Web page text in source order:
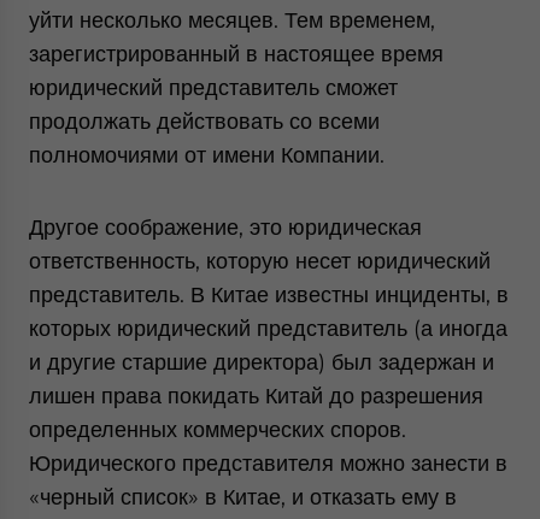
уйти несколько месяцев. Тем временем,
зарегистрированный в настоящее время
юридический представитель сможет
продолжать действовать со всеми
полномочиями от имени Компании.
Другое соображение, это юридическая
ответственность, которую несет юридический
представитель. В Китае известны инциденты, в
которых юридический представитель (а иногда
и другие старшие директора) был задержан и
лишен права покидать Китай до разрешения
определенных коммерческих споров.
Юридического представителя можно занести в
«черный список» в Китае, и отказать ему в